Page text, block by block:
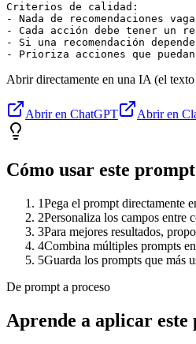
Criterios de calidad:
- Nada de recomendaciones
- Cada acción debe tener un
- Si una recomendación
- Prioriza acciones que
Abrir directamente en una IA (el
Abrir en ChatGPT Abrir en
Cómo usar este prompt
1Pega el prompt directamente
2Personaliza los campos entre
3Para mejores resultados,
4Combina múltiples prompts
5Guarda los prompts que más
De prompt a proceso
Aprende a aplicar